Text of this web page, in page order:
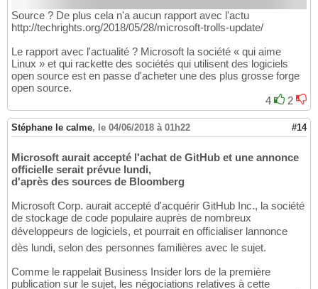
Source ? De plus cela n'a aucun rapport avec l'actu
http://techrights.org/2018/05/28/microsoft-trolls-update/
Le rapport avec l'actualité ? Microsoft la société « qui aime
Linux » et qui rackette des sociétés qui utilisent des logiciels
open source est en passe d'acheter une des plus grosse forge
open source.
4
2
Stéphane le calme, le 04/06/2018 à 01h22 #14
Microsoft aurait accepté l'achat de GitHub et une annonce
officielle serait prévue lundi,
d'après des sources de Bloomberg
Microsoft Corp. aurait accepté d'acquérir GitHub Inc., la société
de stockage de code populaire auprès de nombreux
développeurs de logiciels, et pourrait en officialiser lannonce
dès lundi, selon des personnes familières avec le sujet.
Comme le rappelait Business Insider lors de la première
publication sur le sujet, les négociations relatives à cette